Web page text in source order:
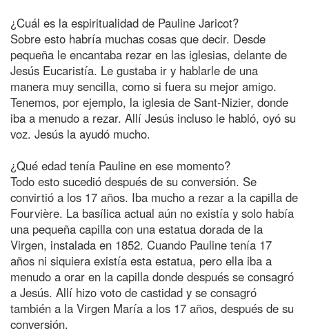
¿Cuál es la espiritualidad de Pauline Jaricot?
Sobre esto habría muchas cosas que decir. Desde
pequeña le encantaba rezar en las iglesias, delante de
Jesús Eucaristía. Le gustaba ir y hablarle de una
manera muy sencilla, como si fuera su mejor amigo.
Tenemos, por ejemplo, la iglesia de Sant-Nizier, donde
iba a menudo a rezar. Allí Jesús incluso le habló, oyó su
voz. Jesús la ayudó mucho.
¿Qué edad tenía Pauline en ese momento?
Todo esto sucedió después de su conversión. Se
convirtió a los 17 años. Iba mucho a rezar a la capilla de
Fourvière. La basílica actual aún no existía y solo había
una pequeña capilla con una estatua dorada de la
Virgen, instalada en 1852. Cuando Pauline tenía 17
años ni siquiera existía esta estatua, pero ella iba a
menudo a orar en la capilla donde después se consagró
a Jesús. Allí hizo voto de castidad y se consagró
también a la Virgen María a los 17 años, después de su
conversión.